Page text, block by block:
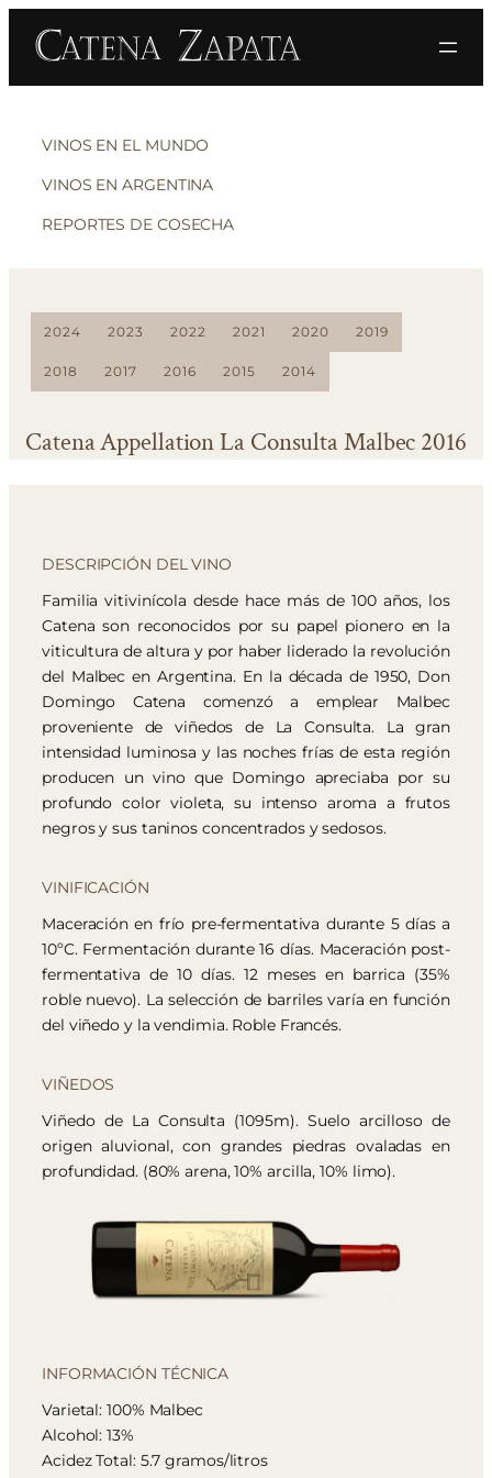
VINOS EN EL MUNDO
VINOS EN ARGENTINA
REPORTES DE COSECHA
2024 2023 2022 2021 2020 2019
2018 2017 2016 2015 2014
Catena Appellation La Consulta Malbec 2016
DESCRIPCIÓN DEL VINO
Familia vitivinícola desde hace más de 100 años, los
Catena son reconocidos por su papel pionero en la
viticultura de altura y por haber liderado la revolución
del Malbec en Argentina. En la década de 1950, Don
Domingo Catena comenzó a emplear Malbec
proveniente de viñedos de La Consulta. La gran
intensidad luminosa y las noches frías de esta región
producen un vino que Domingo apreciaba por su
profundo color violeta, su intenso aroma a frutos
negros y sus taninos concentrados y sedosos.
VINIFICACIÓN
Maceración en frío pre-fermentativa durante 5 días a
10ºC. Fermentación durante 16 días. Maceración post-
fermentativa de 10 días. 12 meses en barrica (35%
roble nuevo). La selección de barriles varía en función
del viñedo y la vendimia. Roble Francés.
VIÑEDOS
Viñedo de La Consulta (1095m). Suelo arcilloso de
origen aluvional, con grandes piedras ovaladas en
profundidad. (80% arena, 10% arcilla, 10% limo).
INFORMACIÓN TÉCNICA
Varietal: 100% Malbec
Alcohol: 13%
Acidez Total: 5.7 gramos/litros